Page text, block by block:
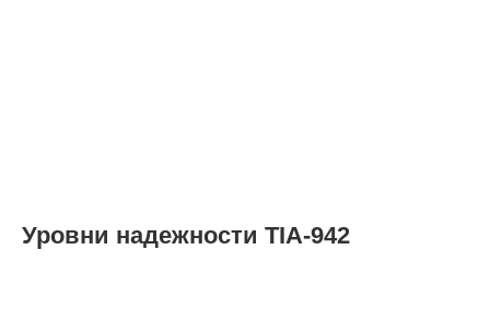
Уровни надежности TIA-942